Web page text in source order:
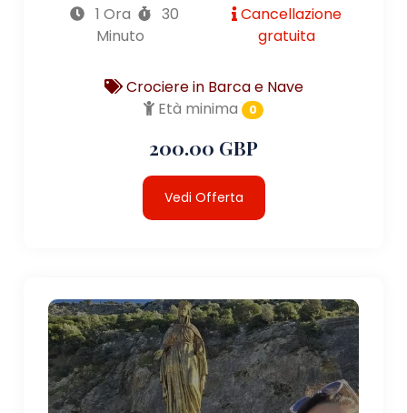
1 Ora
30
Minuto
Cancellazione
gratuita
Crociere in Barca e Nave
Età minima
0
200.00 GBP
Vedi Offerta